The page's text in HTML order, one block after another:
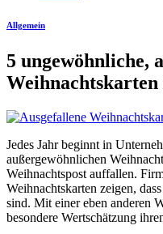
Allgemein
5 ungewöhnliche,
Jedes Jahr beginnt in
außergewöhnlichen
Weihnachtspost auffallen.
Weihnachtskarten zeigen,
sind. Mit einer eben anderen
besondere Wertschätzung